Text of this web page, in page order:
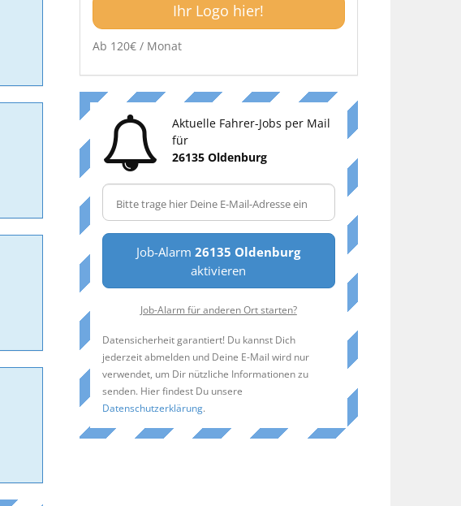
Ihr Logo hier!
Ab 120€ / Monat
Aktuelle Fahrer-Jobs per Mail
für
26135 Oldenburg
Job-Alarm26135 Oldenburg
aktivieren
Job-Alarm für anderen Ort starten?
Datensicherheit garantiert! Du kannst Dich
jederzeit abmelden und Deine E-Mail wird nur
verwendet, um Dir nützliche Informationen zu
senden. Hier findest Du unsere
Datenschutzerklärung.